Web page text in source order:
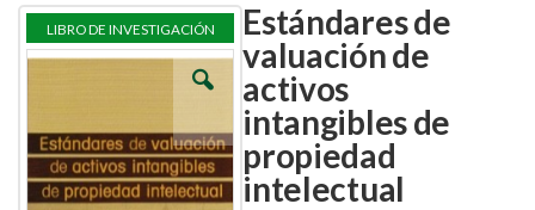
Estándares de
valuación de
activos
intangibles de
propiedad
intelectual
Skip
the
images
gallery
Skip
the
images
gallery
LIBRO DE INVESTIGACIÓN